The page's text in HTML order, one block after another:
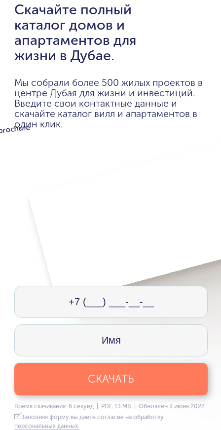
Скачайте полный
каталог домов и
апартаментов для
жизни в Дубае.
Мы собрали более 500 жилых проектов в
центре Дубая для жизни и инвестиций.
Введите свои контактные данные и
скачайте каталог вилл и апартаментов в
один клик.
СКАЧАТЬ
Время скачивания: 6 секунд | PDF, 13 MB | Обновлён 3 июня 2022
Заполняя форму вы даете согласие на обработку
персональных данных.